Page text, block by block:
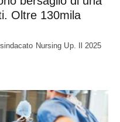
Oltre 130mila
Nursing Up. Il 2025